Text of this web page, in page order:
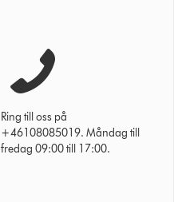
Ring till oss på
+46108085019. Måndag till
fredag 09:00 till 17:00.